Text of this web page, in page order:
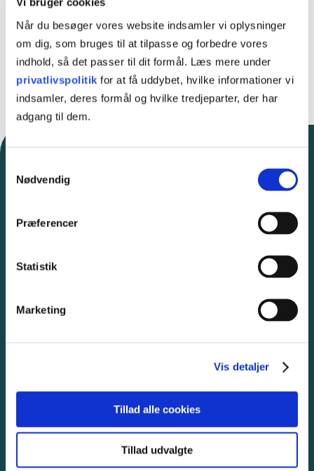
Når du besøger vores website indsamler vi oplysninger
om dig, som bruges til at tilpasse og forbedre vores
indhold, så det passer til dit formål. Læs mere under
privatlivspolitik for at få uddybet, hvilke informationer vi
indsamler, deres formål og hvilke tredjeparter, der har
adgang til dem.
Nødvendig
Præferencer
Statistik
Marketing
Vis detaljer
Tillad alle cookies
Tillad udvalgte
Jeg accepterer Tietgen's cookie- og privatlivspolitik
Få svar på dine spørgsmål om
FVU her
Vi har samlet de mest stillede spørgsmål og svar om FVU til
dig her. Hvis du stadig har brug for hjælp, er du velkommen